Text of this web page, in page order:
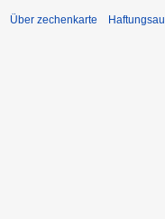
Über zechenkarte